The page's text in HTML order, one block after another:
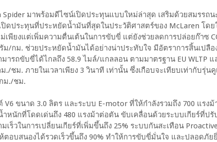
Spider มาพร้อมดีไซน์เปิดประทุนแบบใหม่ล่าสุด เสริมด้วยสมรรถ
ปิดประทุนที่ประหยัดน้ำมันที่สุดในประวัติศาสตร์ของ McLaren โด
เพียงแต่เพิ่มความตื่นเต้นในการขับขี่ แต่ยังช่วยลดการปล่อยก๊าซ
รัม/กม. ช่วยประหยัดน้ำมันได้อย่างน่าประทับใจ มีอัตราการสิ้นเปลื
ารถขับขี่ได้ไกลถึง 58.9 ไมล์/แกลลอน ตามมาตรฐาน EU WLTP แ
./ชม. ภายในเวลาเพียง 3 วินาที เท่านั้น ซึ่งเกือบจะเทียบเท่ากับรุ่น
ม./ชม.
V6 ขนาด 3.0 ลิตร และระบบ E-motor ที่ให้กำลังรวมถึง 700 แรง
หนักที่โดดเด่นถึง 480 แรงม้าต่อตัน ขับเคลื่อนด้วยระบบเกียร์ที่ปรั
เร็วในการเปลี่ยนเกียร์ที่เพิ่มขึ้นถึง 25% ระบบกันสะเทือน
ตอบสนองได้รวดเร็วขึ้นถึง 90% ทำให้การขับขี่มั่นใจ และปลอดภัย